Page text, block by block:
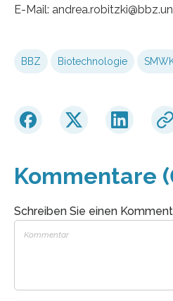
E-Mail:
BBZ Biotechnologie
Kommentare
Schreiben Sie einen